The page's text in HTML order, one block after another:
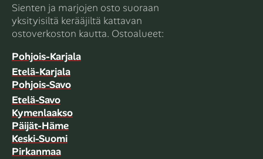
Sienten ja marjojen osto suoraan
yksityisiltä kerääjiltä kattavan
ostoverkoston kautta. Ostoalueet:
Pohjois-Karjala
Etelä-Karjala
Pohjois-Savo
Etelä-Savo
Kymenlaakso
Päijät-Häme
Keski-Suomi
Pirkanmaa